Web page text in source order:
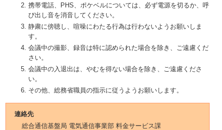
携帯電話、PHS、ポケベルについては、必ず電源を切るか、呼
び出し音を消音してください。
静粛に傍聴し、喧噪にわたる行為は行わないようお願いしま
す。
会議中の撮影、録音は特に認められた場合を除き、ご遠慮くだ
さい。
会議中の入退出は、やむを得ない場合を除き、ご遠慮くださ
い。
その他、総務省職員の指示に従うようお願いします。
連絡先
総合通信基盤局 電気通信事業部 料金サービス課